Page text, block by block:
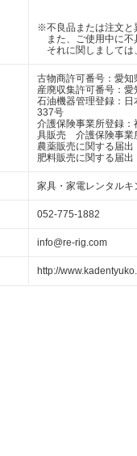
※不良品または注文と
また、ご使用中に不
それに関しましては
古物商許可番号：愛
産廃収集許可番号：
石油機器管理登録：
337号
介護保険事業所登録
具販売 介護保険事業
農薬販売に関する届出
肥料販売に関する届出
家具・家電レンタルキ
052-775-1882
info@re-rig.com
http://